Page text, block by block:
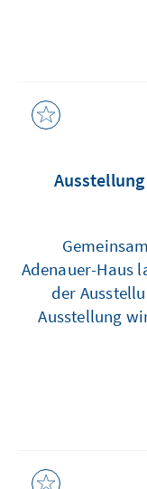
Adenauer-Haus
der
Ausstellung